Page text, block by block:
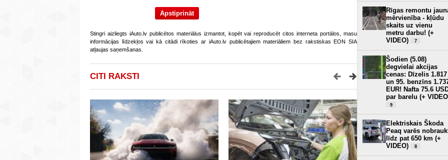
Stingri aizliegts iAuto.lv publicētos materiālus izmantot, kopēt vai reproducēt citos interneta portālos, masu
informācijas līdzekļos vai kā citādi rīkoties ar iAuto.lv publicētajiem materiāliem bez rakstiskas EON SIA
atļaujas saņemšanas.
CITI RAKSTI
Rīgas remontu
mērvienība - kļūdu
skaits uz vienu
metru darbu! (+
VIDEO)
7
Šodien (5.08)
degvielai akcijas
cenas: Dīzelis 1.817
un 95. benzīns
EUR! Nafta 75.6
par barelu (+
9
Elektriskais Škoda
Peaq varēs
līdz pat 650 km (+
VIDEO)
8